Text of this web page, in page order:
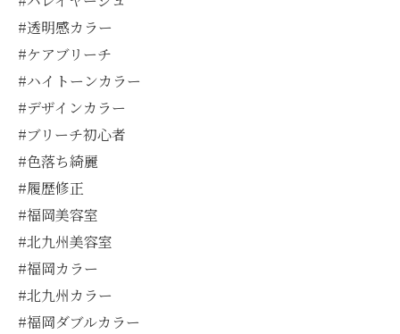
#透明感カラー
#ケアブリーチ
#ハイトーンカラー
#デザインカラー
#ブリーチ初心者
#色落ち綺麗
#履歴修正
#福岡美容室
#北九州美容室
#福岡カラー
#北九州カラー
#福岡ダブルカラー